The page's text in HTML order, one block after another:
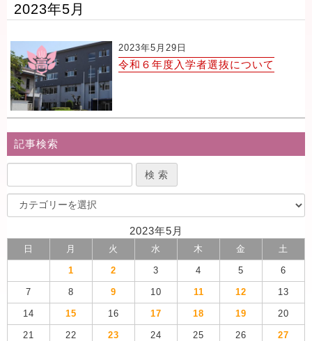
2023年5月
2023年5月29日
令和６年度入学者選抜について
記事検索
2023年5月
日 月 火 水 木 金 土
1 2 3 4 5 6
7 8 9 10 11 12 13
14 15 16 17 18 19 20
21 22 23 24 25 26 27